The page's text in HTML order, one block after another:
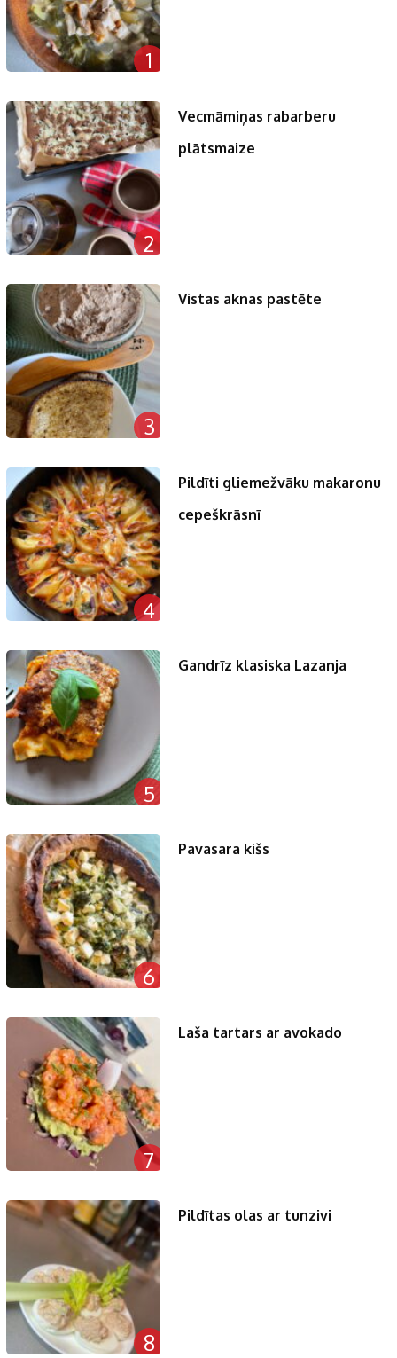
1
2
Vecmāmiņas rabarberu
plātsmaize
3
Vistas aknas pastēte
4
Pildīti gliemežvāku makaronu
cepeškrāsnī
5
Gandrīz klasiska Lazanja
6
Pavasara kišs
7
Laša tartars ar avokado
8
Pildītas olas ar tunzivi